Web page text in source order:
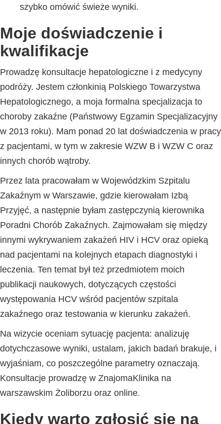
szybko omówić świeże wyniki.
Moje doświadczenie i
kwalifikacje
Prowadzę konsultacje hepatologiczne i z medycyny
podróży. Jestem członkinią Polskiego Towarzystwa
Hepatologicznego, a moja formalna specjalizacja to
choroby zakaźne (Państwowy Egzamin Specjalizacyjny
w 2013 roku). Mam ponad 20 lat doświadczenia w pracy
z pacjentami, w tym w zakresie WZW B i WZW C oraz
innych chorób wątroby.
Przez lata pracowałam w Wojewódzkim Szpitalu
Zakaźnym w Warszawie, gdzie kierowałam Izbą
Przyjęć, a następnie byłam zastępczynią kierownika
Poradni Chorób Zakaźnych. Zajmowałam się między
innymi wykrywaniem zakażeń HIV i HCV oraz opieką
nad pacjentami na kolejnych etapach diagnostyki i
leczenia. Ten temat był też przedmiotem moich
publikacji naukowych, dotyczących częstości
występowania HCV wśród pacjentów szpitala
zakaźnego oraz testowania w kierunku zakażeń.
Na wizycie oceniam sytuację pacjenta: analizuję
dotychczasowe wyniki, ustalam, jakich badań brakuje, i
wyjaśniam, co poszczególne parametry oznaczają.
Konsultacje prowadzę w ZnajomaKlinika na
warszawskim Żoliborzu oraz online.
Kiedy warto zgłosić się na